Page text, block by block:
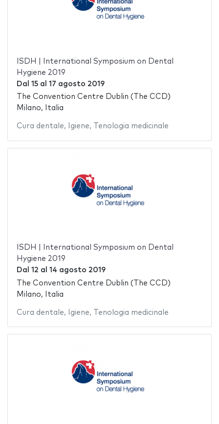
ISDH | International Symposium on Dental
Hygiene 2019
Dal 15al 17 agosto 2019
The Convention Centre Dublin (The CCD)
Milano, Italia
Cura dentale, Igiene, Tenologia medicinale
ISDH | International Symposium on Dental
Hygiene 2019
Dal 12 al 14 agosto 2019
The Convention Centre Dublin (The CCD)
Milano, Italia
Cura dentale, Igiene, Tenologia medicinale